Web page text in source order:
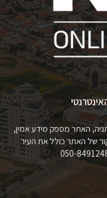
האתר מספק מידע אמין,
של האתר כולל את העיר